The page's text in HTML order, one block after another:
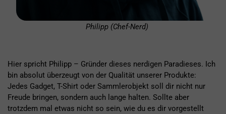
Philipp (Chef-Nerd)
Hier spricht Philipp – Gründer dieses nerdigen Paradieses. Ich
bin absolut überzeugt von der Qualität unserer Produkte:
Jedes Gadget, T-Shirt oder Sammlerobjekt soll dir nicht nur
Freude bringen, sondern auch lange halten. Sollte aber
trotzdem mal etwas nicht so sein, wie du es dir vorgestellt